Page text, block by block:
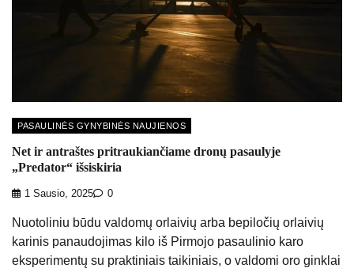
PASAULINĖS GYNYBINĖS NAUJIENOS
Net ir antraštes pritraukiančiame dronų pasaulyje
„Predator“ išsiskiria
1 Sausio, 2025 0
Nuotoliniu būdu valdomų orlaivių arba bepiločių orlaivių
karinis panaudojimas kilo iš Pirmojo pasaulinio karo
eksperimentų su praktiniais taikiniais, o valdomi oro ginklai